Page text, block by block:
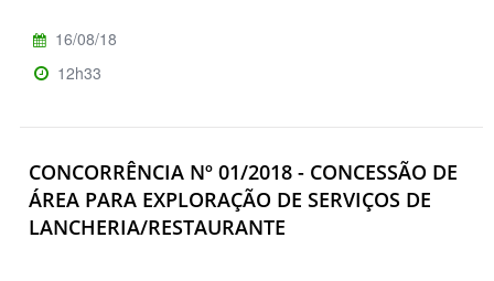
16/08/18
12h33
CONCORRÊNCIA Nº 01/2018 - CONCESSÃO DE
ÁREA PARA EXPLORAÇÃO DE SERVIÇOS DE
LANCHERIA/RESTAURANTE